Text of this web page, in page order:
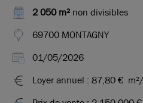
2 050 m² non divisibles
69700 MONTAGNY
01/05/2026
Loyer annuel : 87,80 €